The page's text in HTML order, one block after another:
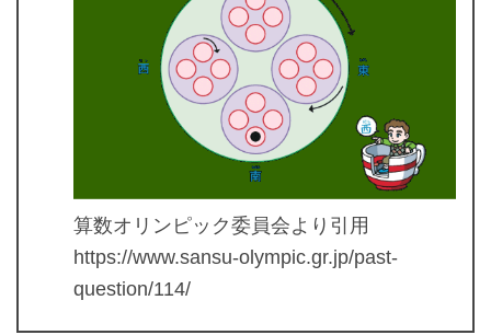
算数オリンピック委員会より引用
https://www.sansu-olympic.gr.jp/past-
question/114/